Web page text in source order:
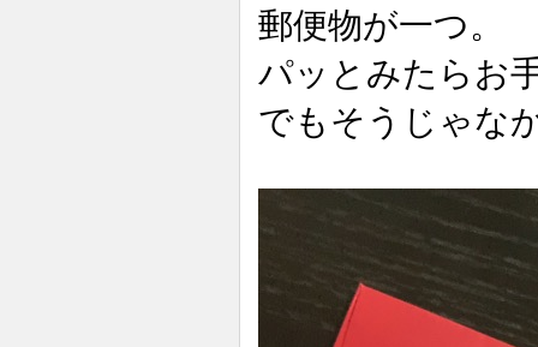
郵便物が一つ。
パッとみたらお
でもそうじゃな